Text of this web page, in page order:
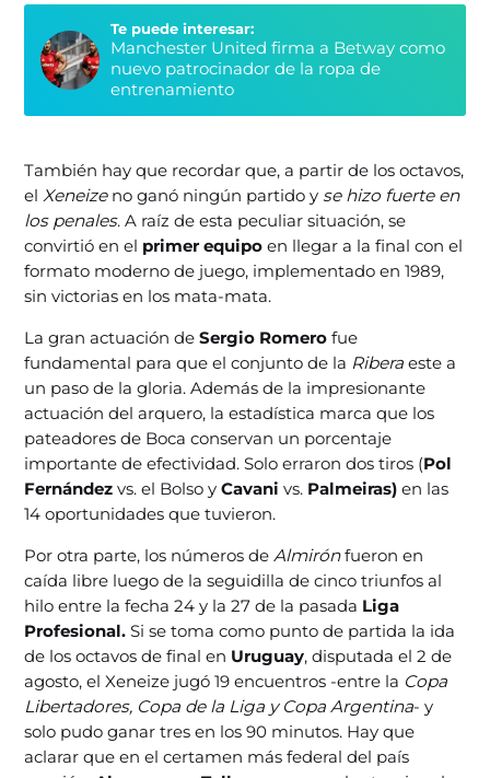
Te puede interesar:
Manchester United firma a Betway como
nuevo patrocinador de la ropa de
entrenamiento
También hay que recordar que, a partir de los octavos,
elXeneizeno ganó ningún partido y se hizo fuerte en
los penales. A raíz de esta peculiar situación, se
convirtió en el primer equipo en llegar a la final con el
formato moderno de juego, implementado en 1989,
sin victorias en los mata-mata.
La gran actuación deSergio Romero fue
fundamental para que el conjunto de la Riberaeste a
un paso de la gloria. Además de la impresionante
actuación del arquero, la estadística marca que los
pateadores de Boca conservan un porcentaje
importante de efectividad. Solo erraron dos tiros (Pol
Fernández vs. el Bolso yCavani vs. Palmeiras) en las
14 oportunidades que tuvieron.
Por otra parte, los números de Almirónfueron en
caída libre luego de la seguidilla de cinco triunfos al
hilo entre la fecha 24 y la 27 de la pasada Liga
Profesional. Si se toma como punto de partida la ida
de los octavos de final en Uruguay, disputada el 2 de
agosto, el Xeneize jugó 19 encuentros -entre la Copa
Libertadores, Copa de la Liga y Copa Argentina- y
solo pudo ganar tres en los 90 minutos. Hay que
aclarar que en el certamen más federal del país